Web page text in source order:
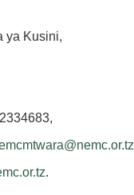
ya Kusini,
.